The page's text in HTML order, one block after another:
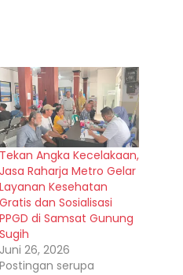
Tekan Angka Kecelakaan,
Jasa Raharja Metro Gelar
Layanan Kesehatan
Gratis dan Sosialisasi
PPGD di Samsat Gunung
Sugih
Juni 26, 2026
Postingan serupa